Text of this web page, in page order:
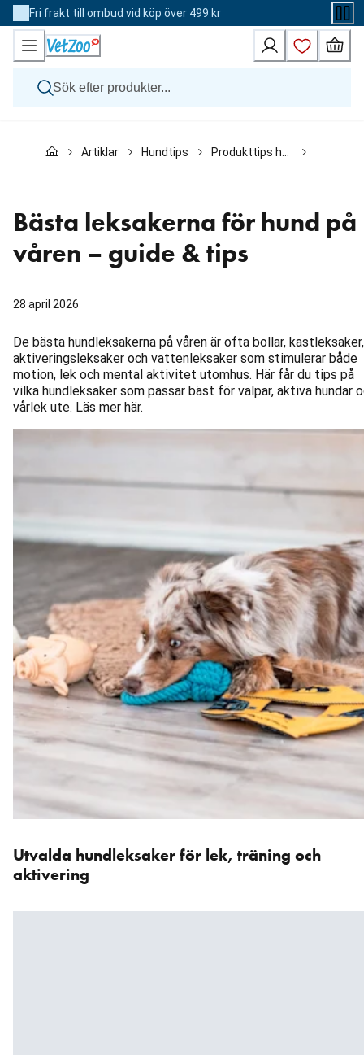
Skip
to
Content
Fri frakt till ombud vid köp över 499 kr
Katt
Nyheter
Artiklar Hundtips
Bästa leksakerna för hund på
våren – guide & tips
28 april 2026
De bästa hundleksakerna på våren är ofta bollar, kastleksaker,
aktiveringsleksaker och vattenleksaker som stimulerar både
motion, lek och mental aktivitet utomhus. Här får du tips på
vilka hundleksaker som passar bäst för valpar, aktiva hundar
vårlek ute. Läs mer här.
Utvalda hundleksaker för lek, träning och
aktivering
Hoppa
över
karusellen